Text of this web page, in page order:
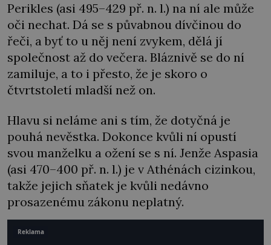
Perikles (asi 495–429 př. n. l.) na ní ale může
oči nechat. Dá se s půvabnou dívčinou do
řeči, a byť to u něj není zvykem, dělá jí
společnost až do večera. Bláznivě se do ní
zamiluje, a to i přesto, že je skoro o
čtvrtstoletí mladší než on.
Hlavu si neláme ani s tím, že dotyčná je
pouhá nevěstka. Dokonce kvůli ní opustí
svou manželku a ožení se s ní. Jenže Aspasia
(asi 470–400 př. n. l.) je v Athénách cizinkou,
takže jejich sňatek je kvůli nedávno
prosazenému zákonu neplatný.
Reklama